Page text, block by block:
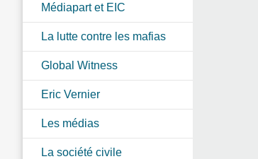
Médiapart et EIC
La lutte contre les mafias
Global Witness
Eric Vernier
Les médias
La société civile